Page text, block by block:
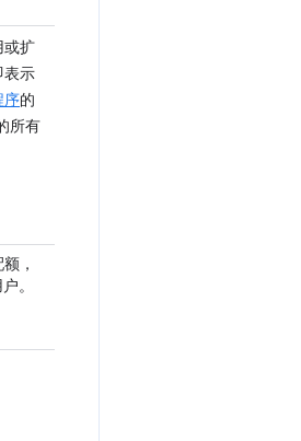
或扩
表示
序的
所有
，
。